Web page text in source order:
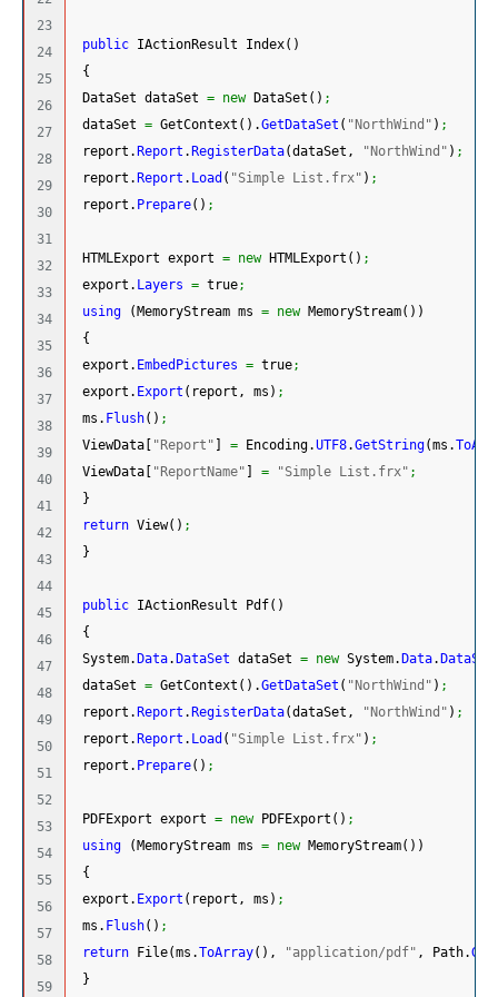
23
24
25
26
27
28
29
30
31
32
33
34
35
36
37
38
39
40
41
42
43
44
45
46
47
48
49
50
51
52
53
54
55
56
57
58
59
public IActionResult Index( )
{
DataSet dataSet = new DataSet ( ) ;
dataSet = GetContext ( ) .GetDataSet ( "NorthWind" ) ;
report. Report . RegisterData(dataSet, "NorthWind" ) ;
report. Report . Load ( "Simple List.frx" ) ;
report. Prepare( ) ;
HTMLExport export = new HTMLExport ( ) ;
export. Layers = true;
using
( MemoryStream ms = new MemoryStream( ) )
{
export. EmbedPictures = true;
export. Export ( report, ms ) ;
ms. Flush( ) ;
ViewData
"Report" = Encoding.UTF8.GetString(ms.
ViewData
"ReportName" = "Simple List.frx" ;
}
return View( ) ;
}
public IActionResult Pdf( )
{
System. Data. DataSet dataSet = new System. Data. DataSet
dataSet = GetContext ( ) .GetDataSet ( "NorthWind" ) ;
report. Report . RegisterData(dataSet, "NorthWind" ) ;
report. Report . Load ( "Simple List.frx" ) ;
report. Prepare( ) ;
PDFExport export = new PDFExport ( ) ;
using
( MemoryStream ms = new MemoryStream( ) )
{
export. Export ( report, ms ) ;
ms. Flush( ) ;
return File(ms.ToArray( ) , "application/pdf" , Path.
}